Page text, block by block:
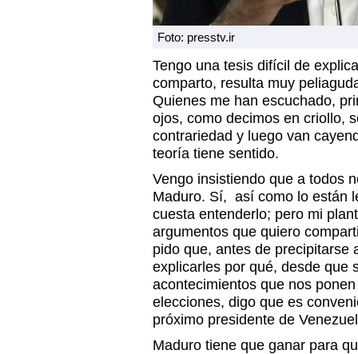
Foto: presstv.ir
Tengo una tesis difícil de
comparto, resulta muy
Quienes me han escuchado,
ojos, como decimos en criollo,
contrariedad y luego van
teoría tiene sentido.
Vengo insistiendo que a todos
Maduro. Sí, así como lo están
cuesta entenderlo; pero mi
argumentos que quiero
pido que, antes de precipitarse
explicarles por qué, desde que
acontecimientos que nos
elecciones, digo que es
próximo presidente de
Maduro tiene que ganar para